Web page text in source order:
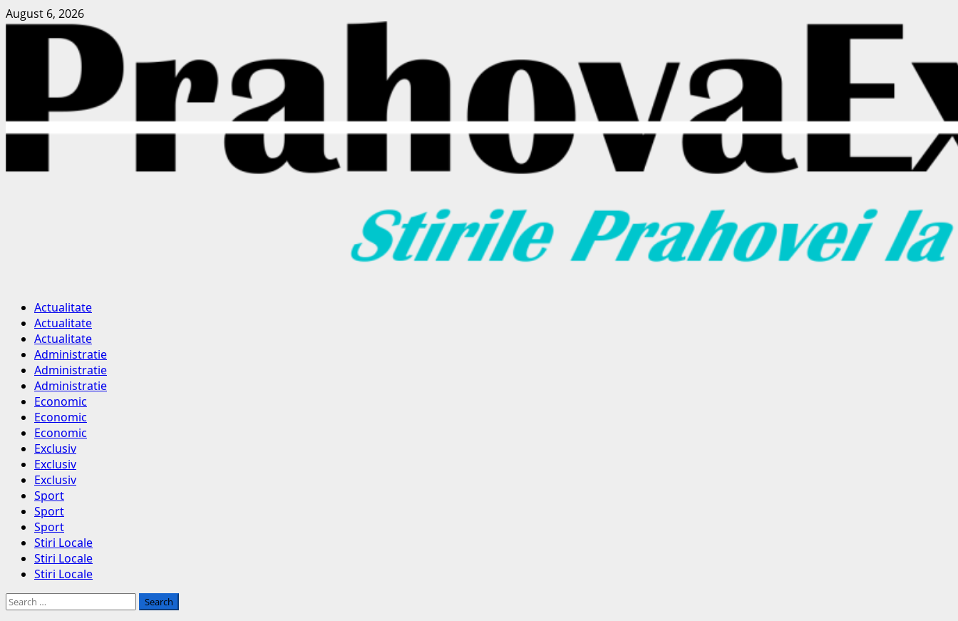
Skip
to
August 6, 2026
Primary
Menu
Actualitate
Actualitate
Actualitate
Administratie
Administratie
Administratie
Economic
Economic
Economic
Exclusiv
Exclusiv
Exclusiv
Sport
Sport
Sport
Stiri Locale
Stiri Locale
Stiri Locale
Search